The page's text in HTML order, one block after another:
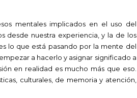
mentales implicados en el uso del
desde nuestra experiencia, y la de los
lo que está pasando por la mente del
a hacerlo y asignar significado a
en realidad es mucho más que eso.
culturales, de memoria y atención,